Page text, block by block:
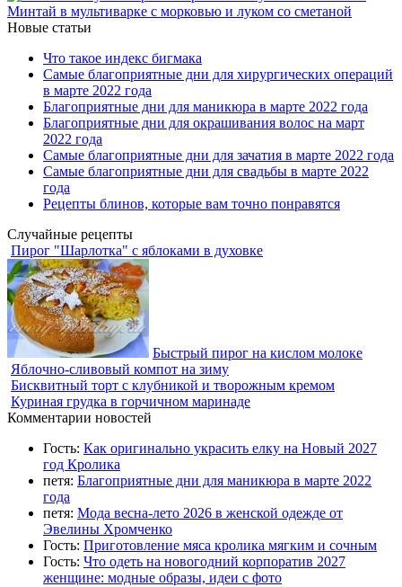
Минтай в мультиварке с морковью и луком со сметаной
Новые статьи
Что такое индекс бигмака
Самые благоприятные дни для хирургических операций
в марте 2022 года
Благоприятные дни для маникюра в марте 2022 года
Благоприятные дни для окрашивания волос на март
2022 года
Самые благоприятные дни для зачатия в марте 2022 года
Самые благоприятные дни для свадьбы в марте 2022
года
Рецепты блинов, которые вам точно понравятся
Случайные рецепты
Пирог "Шарлотка" с яблоками в духовке
Быстрый пирог на кислом молоке
Яблочно-сливовый компот на зиму
Бисквитный торт с клубникой и творожным кремом
Куриная грудка в горчичном маринаде
Комментарии новостей
Гость: Как оригинально украсить елку на Новый 2027
год Кролика
петя: Благоприятные дни для маникюра в марте 2022
года
петя: Мода весна-лето 2026 в женской одежде от
Эвелины Хромченко
Гость: Приготовление мяса кролика мягким и сочным
Гость: Что одеть на новогодний корпоратив 2027
женщине: модные образы, идеи с фото